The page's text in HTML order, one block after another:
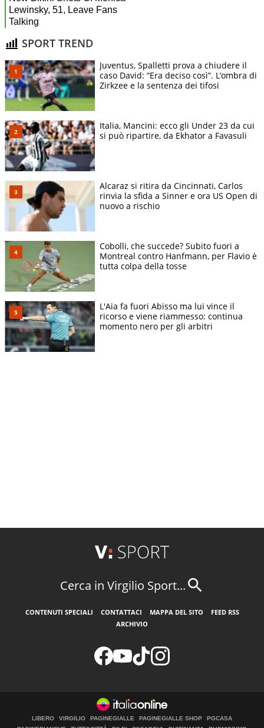
SPORT TREND
Juventus, Spalletti prova a chiudere il
caso David: “Era deciso così”. L’ombra di
Zirkzee e la sentenza dei tifosi
Italia, Mancini: ecco gli Under 23 da cui
si può ripartire, da Ekhator a Favasuli
Alcaraz si ritira da Cincinnati, Carlos
rinvia la sfida a Sinner e ora US Open di
nuovo a rischio
Cobolli, che succede? Subito fuori a
Montreal contro Hanfmann, per Flavio è
tutta colpa della tosse
L'Aia fa fuori Abisso ma lui vince il
ricorso e viene riammesso: continua
momento nero per gli arbitri
Cerca in Virgilio Sport...
CONTENUTI SPECIALI CONTATTACI MAPPA DEL SITO
FEED RSS
ARCHIVIO
LIBERO VIRGILIO PAGINEGIALLE PAGINEGIALLE SHOP
PGCASA